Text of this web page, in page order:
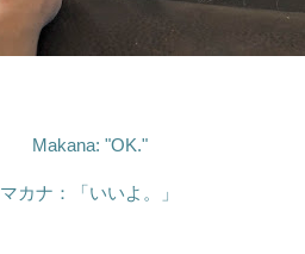
Makana: "OK."
マカナ：「いいよ。」